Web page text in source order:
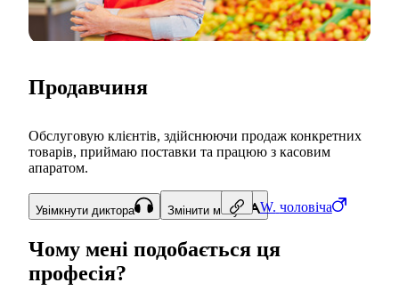
W. чоловіча
Продавчиня
Обслуговую клієнтів, здійснюючи продаж конкретних
товарів, приймаю поставки та працюю з касовим
апаратом.
Увімкнути диктора Змінити мову
Чому мені подобається ця
професія?